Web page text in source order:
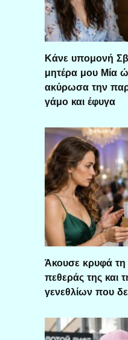
Κάνε υπομονή
μητέρα μου Μία
ακύρωσα την
γάμο και έφυγα
Άκουσε κρυφά τη
πεθεράς της και
γενεθλίων που